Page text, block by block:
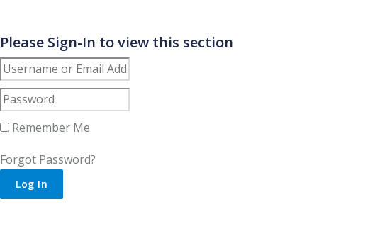
Please Sign-In to view this section
Remember Me
Forgot Password?